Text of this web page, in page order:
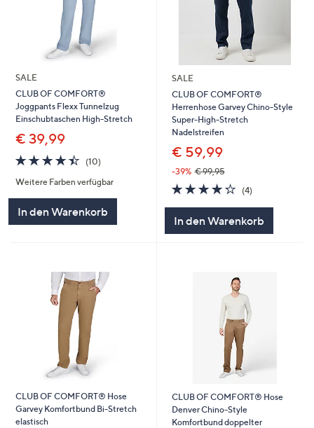
SALE
CLUB OF COMFORT®
Joggpants Flexx Tunnelzug
Einschubtaschen High-Stretch
€ 39,99
4.4
von
5
(10)
Weitere Farben verfügbar
In den Warenkorb
SALE
CLUB OF COMFORT®
Herrenhose Garvey Chino-Style
Super-High-Stretch
Nadelstreifen
€ 59,99
-39% € 99,95
4.2
von
(4)
In den Warenkorb
CLUB OF COMFORT® Hose
Garvey Komfortbund Bi-Stretch
elastisch
CLUB OF COMFORT® Hose
Denver Chino-Style
Komfortbund doppelter